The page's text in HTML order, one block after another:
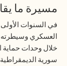
مسيرة ما
في السنوات
العسكري وسيطرته
خلال وحدات